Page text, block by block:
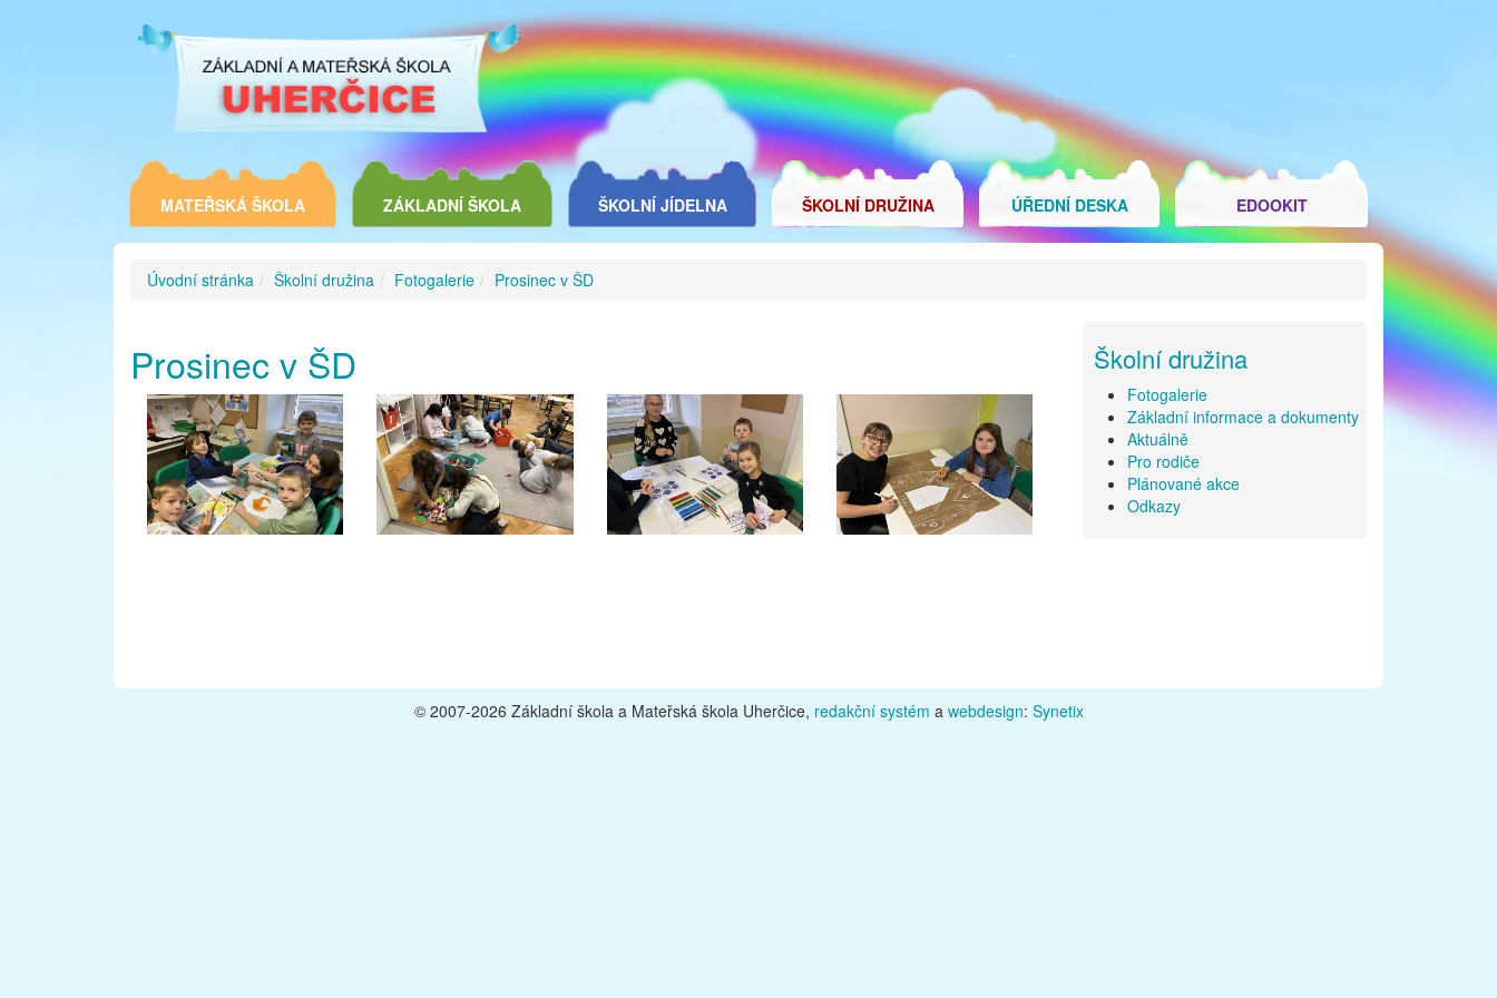
MATEŘSKÁ ŠKOLA ZÁKLADNÍ ŠKOLA ŠKOLNÍ JÍDELNA ŠKOLNÍ DRUŽINA ÚŘEDNÍ DESKA EDOOKIT
Úvodní stránka Školní družina Fotogalerie Prosinec v ŠD
Školní družina
Fotogalerie
Základní informace a dokumenty
Aktuálně
Pro rodiče
Plánované akce
Odkazy
Prosinec v ŠD
© 2007-2026 Základní škola a Mateřská škola Uherčice, redakční systém a webdesign: Synetix